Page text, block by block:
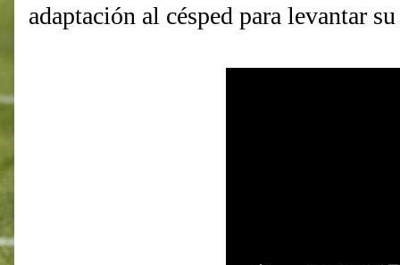
adaptación al césped para levantar